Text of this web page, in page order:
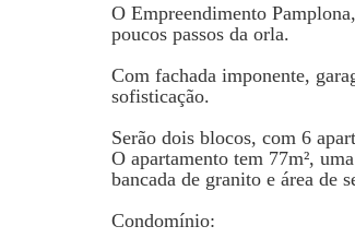
O Empreendimento
poucos passos da orla.
Com fachada imponente,
sofisticação.
Serão dois blocos, com 6
O apartamento tem 77m²,
bancada de granito e área de
Condomínio: